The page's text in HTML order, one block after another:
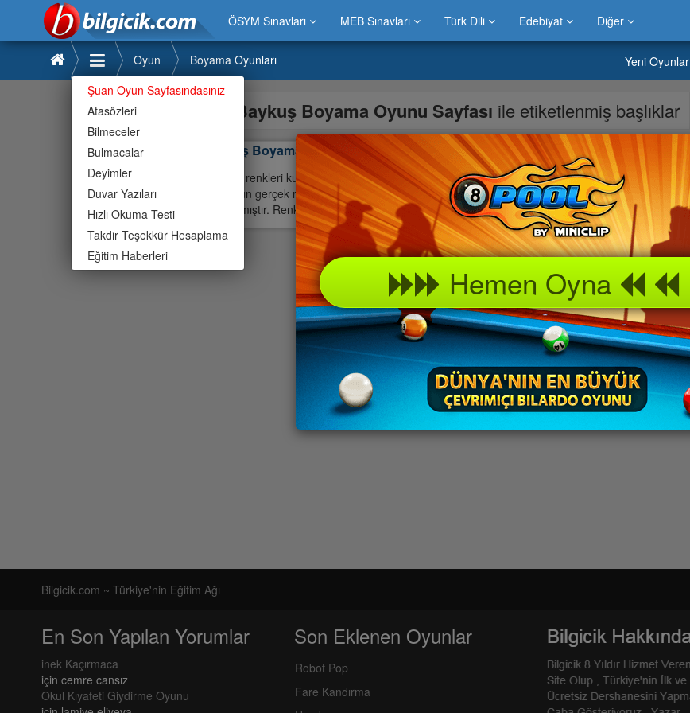
ÖSYM Sınavları MEB Sınavları Türk Dili Edebiyat Diğer
Şuan Oyun Sayfasındasınız
Atasözleri
Bilmeceler
Bulmacalar
Deyimler
Duvar Yazıları
Hızlı Okuma Testi
Takdir Teşekkür Hesaplama
Eğitim Haberleri
Oyun Boyama Oyunları Yeni Oyunlar
Baykuş Boyama Oyunu Sayfası ile etiketlenmiş başlıklar
Baykuş Boyama
Yandaki renkleri kullanarak ortadaki Baykuşu boyayabilirsiniz. Resmi göstere tıklarsanız
Baykuşun gerçek renklerini görebilirsiniz. Tabiki Baykuşu nasıl boyamak isterseniz boyayın o
size kalmıştır. Renkleri silmek istiyorsanız asağıdaki silgeçi kullanabilirsiniz
Bilgicik.com ~ Türkiye'nin Eğitim Ağı
En Son Yapılan Yorumlar
inek Kaçırmaca
için cemre cansız
Okul Kıyafeti Giydirme Oyunu
Son Eklenen Oyunlar
Robot Pop
Fare Kandırma
Hemen Oyna